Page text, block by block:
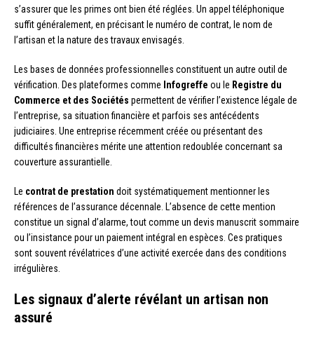
s’assurer que les primes ont bien été réglées. Un appel téléphonique
suffit généralement, en précisant le numéro de contrat, le nom de
l’artisan et la nature des travaux envisagés.
Les bases de données professionnelles constituent un autre outil de
vérification. Des plateformes comme Infogreffe ou le Registre du
Commerce et des Sociétés permettent de vérifier l’existence légale de
l’entreprise, sa situation financière et parfois ses antécédents
judiciaires. Une entreprise récemment créée ou présentant des
difficultés financières mérite une attention redoublée concernant sa
couverture assurantielle.
Le contrat de prestation doit systématiquement mentionner les
références de l’assurance décennale. L’absence de cette mention
constitue un signal d’alarme, tout comme un devis manuscrit sommaire
ou l’insistance pour un paiement intégral en espèces. Ces pratiques
sont souvent révélatrices d’une activité exercée dans des conditions
irrégulières.
Les signaux d’alerte révélant un artisan non
assuré